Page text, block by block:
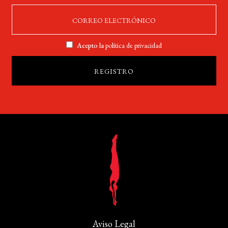
Acepto lapolítica de privacidad
Aviso Legal